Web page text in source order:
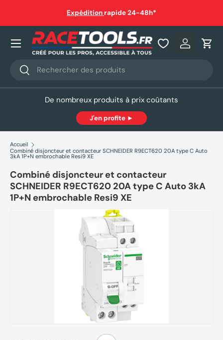
Aller au contenu
Expédition rapide 24-48h*
Recherche
Rechercher
Se
Nos produits
De nombreux produits à prix coûtants
J'en profite ►
Accueil
Combiné disjoncteur et contacteur SCHNEIDER R9ECT620 20A type C Auto
3kA 1P+N embrochable Resi9 XE
Combiné disjoncteur et contacteur
SCHNEIDER R9ECT620 20A type C Auto 3kA
1P+N embrochable Resi9 XE